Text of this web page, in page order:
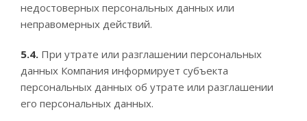
недостоверных персональных данных или
неправомерных действий.
5.4. При утрате или разглашении персональных
данных Компания информирует субъекта
персональных данных об утрате или разглашении
его персональных данных.